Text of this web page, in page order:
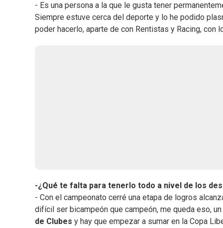
- Es una persona a la que le gusta tener
Siempre estuve cerca del deporte y lo he podido
poder hacerlo, aparte de con Rentistas y Racing, con
-¿Qué te falta para tenerlo todo a nivel de los
- Con el campeonato cerré una etapa de logros
difícil ser bicampeón que campeón, me queda eso,
de Clubes y hay que empezar a sumar en la Copa